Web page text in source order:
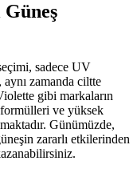
sadece UV
aynı zamanda ciltte
gibi markaların
ve yüksek
Günümüzde,
zararlı etkilerinden